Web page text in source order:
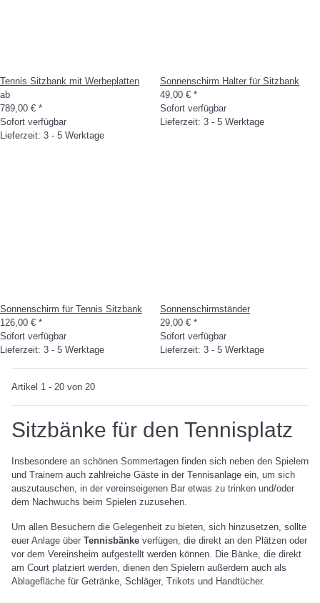
Tennis Sitzbank mit Werbeplatten
ab
789,00 € *
Sofort verfügbar
Lieferzeit: 3 - 5 Werktage
Sonnenschirm Halter für Sitzbank
49,00 € *
Sofort verfügbar
Lieferzeit: 3 - 5 Werktage
Sonnenschirm für Tennis Sitzbank
126,00 € *
Sofort verfügbar
Lieferzeit: 3 - 5 Werktage
Sonnenschirmständer
29,00 € *
Sofort verfügbar
Lieferzeit: 3 - 5 Werktage
Artikel 1 - 20 von 20
Sitzbänke für den Tennisplatz
Insbesondere an schönen Sommertagen finden sich neben den Spielern
und Trainern auch zahlreiche Gäste in der Tennisanlage ein, um sich
auszutauschen, in der vereinseigenen Bar etwas zu trinken und/oder
dem Nachwuchs beim Spielen zuzusehen.
Um allen Besuchern die Gelegenheit zu bieten, sich hinzusetzen, sollte
euer Anlage über Tennisbänke verfügen, die direkt an den Plätzen oder
vor dem Vereinsheim aufgestellt werden können. Die Bänke, die direkt
am Court platziert werden, dienen den Spielern außerdem auch als
Ablagefläche für Getränke, Schläger, Trikots und Handtücher.